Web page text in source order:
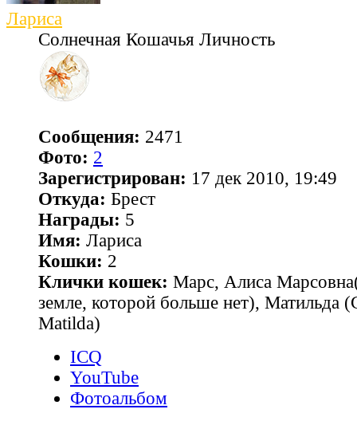
Лариса
Солнечная Кошачья Личность
Сообщения: 2471
Фото: 2
Зарегистрирован: 17 дек 2010, 19:49
Откуда: Брест
Награды: 5
Имя: Лариса
Кошки: 2
Клички кошек: Марс, Алиса
земле, которой больше нет), Матильда
Matilda)
ICQ
YouTube
Фотоальбом